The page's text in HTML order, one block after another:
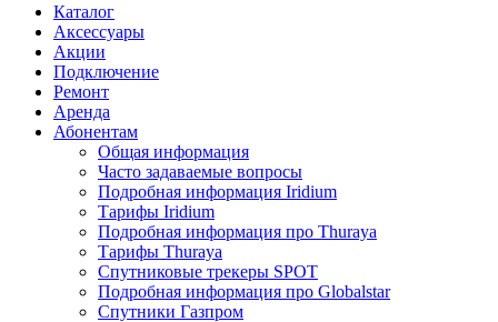
Каталог
Аксессуары
Акции
Подключение
Ремонт
Аренда
Абонентам
Общая информация
Часто задаваемые вопросы
Подробная информация Iridium
Тарифы Iridium
Подробная информация про Thuraya
Тарифы Thuraya
Спутниковые трекеры SPOT
Подробная информация про Globalstar
Спутники Газпром